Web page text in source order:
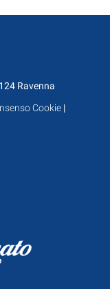
Ravenna
Cookie |